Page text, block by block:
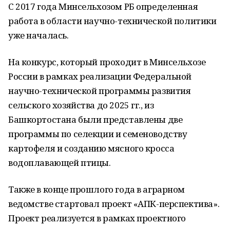
С 2017 года Минсельхозом РБ определенная
работа в области научно-технической политики
уже началась.
На конкурс, который проходит в Минсельхозе
России в рамках реализации Федеральной
научно-технической программы развития
сельского хозяйства до 2025 гг., из
Башкортостана были представлены две
программы по селекции и семеноводству
картофеля и созданию мясного кросса
водоплавающей птицы.
Также в конце прошлого года в аграрном
ведомстве стартовал проект «АПК-перспектива».
Проект реализуется в рамках проектного